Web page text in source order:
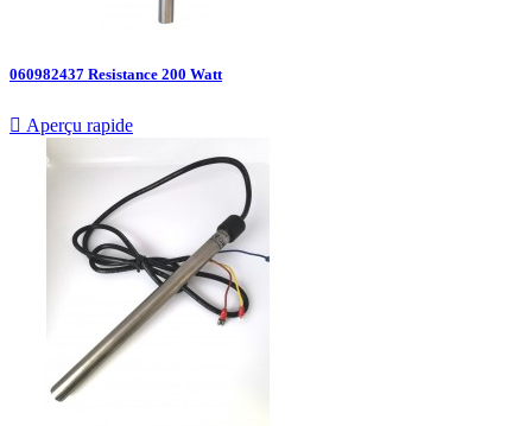
060982437 Resistance 200 Watt
 Aperçu rapide